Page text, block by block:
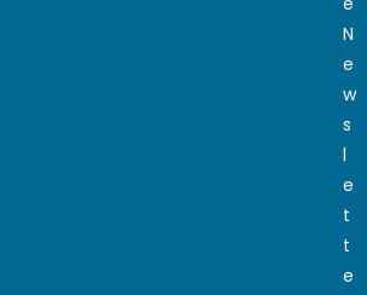
N
e
w
s
l
e
t
t
e